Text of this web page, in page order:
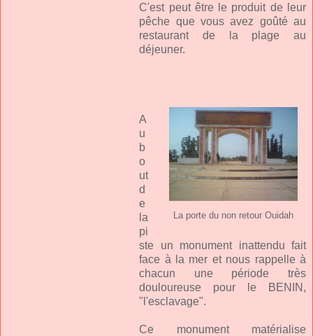
C'est peut être le produit de leur
pêche que vous avez goûté au
restaurant de la plage au
déjeuner.
La porte du non retour Ouidah
A
u
b
o
ut
d
e
la
pi
ste un monument inattendu fait
face à la mer et nous rappelle à
chacun une période très
douloureuse pour le BENIN,
"l'esclavage".
Ce monument matérialise